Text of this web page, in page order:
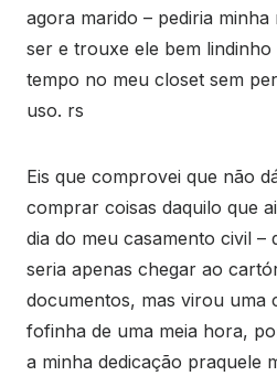
agora marido – pediria minha
ser e trouxe ele bem
tempo no meu closet sem
uso. rs
Eis que comprovei que não
comprar coisas daquilo que
dia do meu casamento civil –
seria apenas chegar ao
documentos, mas virou uma
fofinha de uma meia hora,
a minha dedicação praquele